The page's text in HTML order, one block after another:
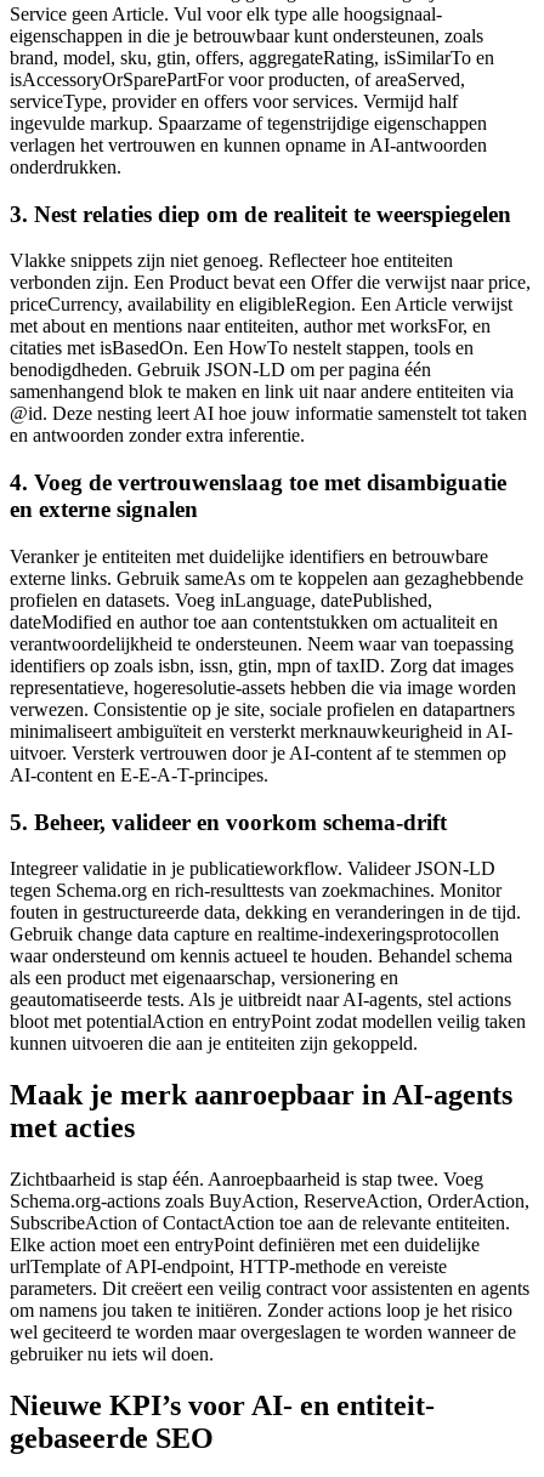
Service geen Article. Vul voor elk type alle hoogsignaal-
eigenschappen in die je betrouwbaar kunt ondersteunen, zoals
brand, model, sku, gtin, offers, aggregateRating, isSimilarTo en
isAccessoryOrSparePartFor voor producten, of areaServed,
serviceType, provider en offers voor services. Vermijd half
ingevulde markup. Spaarzame of tegenstrijdige eigenschappen
verlagen het vertrouwen en kunnen opname in AI-antwoorden
onderdrukken.
3. Nest relaties diep om de realiteit te weerspiegelen
Vlakke snippets zijn niet genoeg. Reflecteer hoe entiteiten
verbonden zijn. Een Product bevat een Offer die verwijst naar price,
priceCurrency, availability en eligibleRegion. Een Article verwijst
met about en mentions naar entiteiten, author met worksFor, en
citaties met isBasedOn. Een HowTo nestelt stappen, tools en
benodigdheden. Gebruik JSON-LD om per pagina één
samenhangend blok te maken en link uit naar andere entiteiten via
@id. Deze nesting leert AI hoe jouw informatie samenstelt tot taken
en antwoorden zonder extra inferentie.
4. Voeg de vertrouwenslaag toe met disambiguatie
en externe signalen
Veranker je entiteiten met duidelijke identifiers en betrouwbare
externe links. Gebruik sameAs om te koppelen aan gezaghebbende
profielen en datasets. Voeg inLanguage, datePublished,
dateModified en author toe aan contentstukken om actualiteit en
verantwoordelijkheid te ondersteunen. Neem waar van toepassing
identifiers op zoals isbn, issn, gtin, mpn of taxID. Zorg dat images
representatieve, hogeresolutie-assets hebben die via image worden
verwezen. Consistentie op je site, sociale profielen en datapartners
minimaliseert ambiguïteit en versterkt merknauwkeurigheid in AI-
uitvoer. Versterk vertrouwen door je AI-content af te stemmen op
AI-content en E-E-A-T-principes.
5. Beheer, valideer en voorkom schema-drift
Integreer validatie in je publicatieworkflow. Valideer JSON-LD
tegen Schema.org en rich-resulttests van zoekmachines. Monitor
fouten in gestructureerde data, dekking en veranderingen in de tijd.
Gebruik change data capture en realtime-indexeringsprotocollen
waar ondersteund om kennis actueel te houden. Behandel schema
als een product met eigenaarschap, versionering en
geautomatiseerde tests. Als je uitbreidt naar AI-agents, stel actions
bloot met potentialAction en entryPoint zodat modellen veilig taken
kunnen uitvoeren die aan je entiteiten zijn gekoppeld.
Maak je merk aanroepbaar in AI-agents
met acties
Zichtbaarheid is stap één. Aanroepbaarheid is stap twee. Voeg
Schema.org-actions zoals BuyAction, ReserveAction, OrderAction,
SubscribeAction of ContactAction toe aan de relevante entiteiten.
Elke action moet een entryPoint definiëren met een duidelijke
urlTemplate of API-endpoint, HTTP-methode en vereiste
parameters. Dit creëert een veilig contract voor assistenten en agents
om namens jou taken te initiëren. Zonder actions loop je het risico
wel geciteerd te worden maar overgeslagen te worden wanneer de
gebruiker nu iets wil doen.
Nieuwe KPI’s voor AI- en entiteit-
gebaseerde SEO